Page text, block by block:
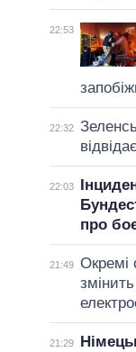
22:53
22:32
22:03
про
21:49 Окремі
21:29